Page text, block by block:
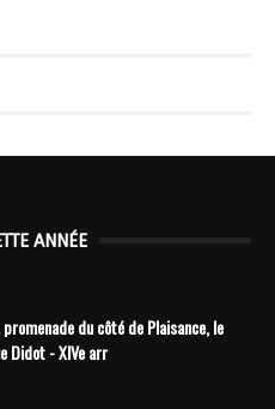
ANNÉE
du côté de Plaisance, le
Didot - XIVe arr